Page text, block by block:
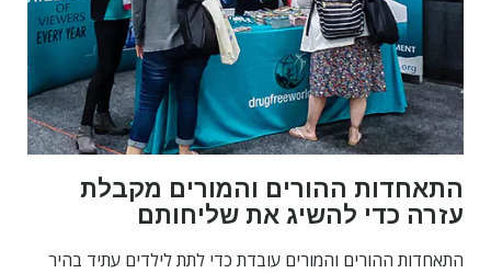
התאחדות ההורים והמורים מקבלת
עזרה כדי להשיג את שליחותם
התאחדות ההורים והמורים עובדת כדי לתת לילדים עתיד בהיר